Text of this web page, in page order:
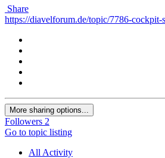
Share
https://diavelforum.de/topic/7786-cockpit-
More sharing options...
Followers 2
Go to topic listing
All Activity